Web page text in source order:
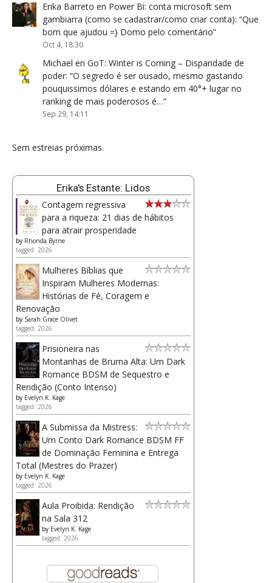
Erika Barreto en Power Bi: conta microsoft sem
gambiarra (como se cadastrar/como criar conta): “Que
bom que ajudou =} Domo pelo comentário”
Oct 4, 18:30
Michael en GoT: Winter is Coming – Disparidade de
poder: “O segredo é ser ousado, mesmo gastando
pouquissimos dólares e estando em 40°+ lugar no
ranking de mais poderosos é…”
Sep 29, 14:11
Sem estreias próximas.
Erika's Estante: Lidos
Contagem regressiva
para a riqueza: 21 dias de hábitos
para atrair prosperidade
by Rhonda Byrne
tagged: 2026
Mulheres Bíblias que
Inspiram Mulheres Modernas:
Histórias de Fé, Coragem e
Renovação
by Sarah Grace Olivet
tagged: 2026
Prisioneira nas
Montanhas de Bruma Alta: Um Dark
Romance BDSM de Sequestro e
Rendição (Conto Intenso)
by Evelyn K. Kage
tagged: 2026
A Submissa da Mistress:
Um Conto Dark Romance BDSM FF
de Dominação Feminina e Entrega
Total (Mestres do Prazer)
by Evelyn K. Kage
tagged: 2026
Aula Proibida: Rendição
na Sala 312
by Evelyn K. Kage
tagged: 2026